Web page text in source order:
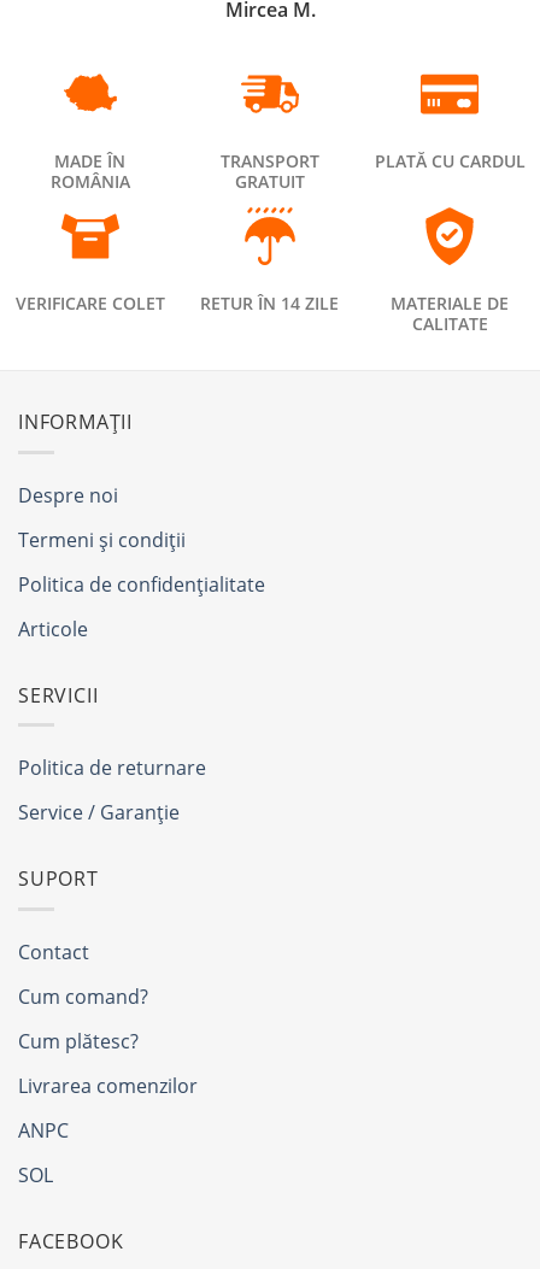
Mircea M.
MADE ÎN
ROMÂNIA
TRANSPORT
GRATUIT
PLATĂ CU CARDUL
VERIFICARE COLET RETUR ÎN 14 ZILE
MATERIALE DE
CALITATE
INFORMAȚII
Despre noi
Termeni și condiții
Politica de confidențialitate
Articole
SERVICII
Politica de returnare
Service / Garanție
SUPORT
Contact
Cum comand?
Cum plătesc?
Livrarea comenzilor
ANPC
SOL
FACEBOOK